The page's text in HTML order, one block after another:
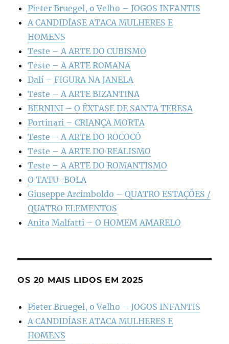
Pieter Bruegel, o Velho – JOGOS INFANTIS
A CANDIDÍASE ATACA MULHERES E
HOMENS
Teste – A ARTE DO CUBISMO
Teste – A ARTE ROMANA
Dalí – FIGURA NA JANELA
Teste – A ARTE BIZANTINA
BERNINI – O ÊXTASE DE SANTA TERESA
Portinari – CRIANÇA MORTA
Teste – A ARTE DO ROCOCÓ
Teste – A ARTE DO REALISMO
Teste – A ARTE DO ROMANTISMO
O TATU-BOLA
Giuseppe Arcimboldo – QUATRO ESTAÇÕES /
QUATRO ELEMENTOS
Anita Malfatti – O HOMEM AMARELO
OS 20 MAIS LIDOS EM 2025
Pieter Bruegel, o Velho – JOGOS INFANTIS
A CANDIDÍASE ATACA MULHERES E
HOMENS